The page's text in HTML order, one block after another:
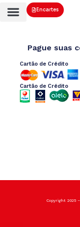
Encartes
Pague suas
Cartão de Crédito
Cartão de Crédito
Copyright 2025